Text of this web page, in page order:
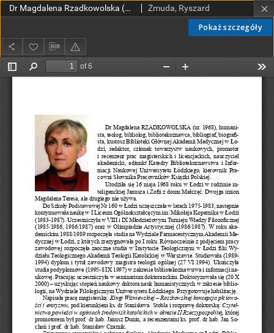
Pokaż szczegóły
Dr Magdalena Rzadkowolska (ur. 1968), Łódź - AM Żmuda, Ryszard